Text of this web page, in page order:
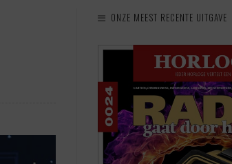
ONZE MEEST RECENTE UITGAVE